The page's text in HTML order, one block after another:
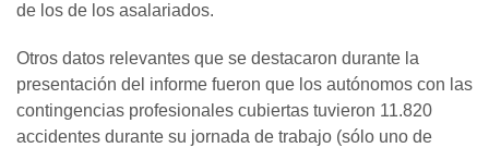
de los de los asalariados.
Otros datos relevantes que se destacaron durante la
presentación del informe fueron que los autónomos con las
contingencias profesionales cubiertas tuvieron 11.820
accidentes durante su jornada de trabajo (sólo uno de